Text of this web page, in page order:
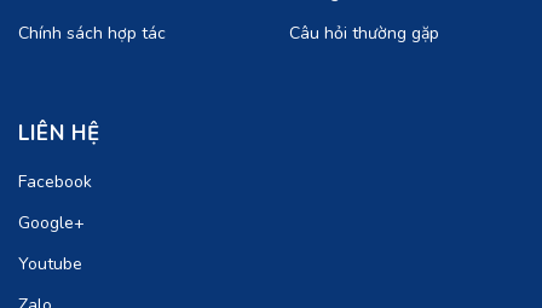
Chính sách hợp tác
Câu hỏi thường gặp
LIÊN HỆ
Facebook
Google+
Youtube